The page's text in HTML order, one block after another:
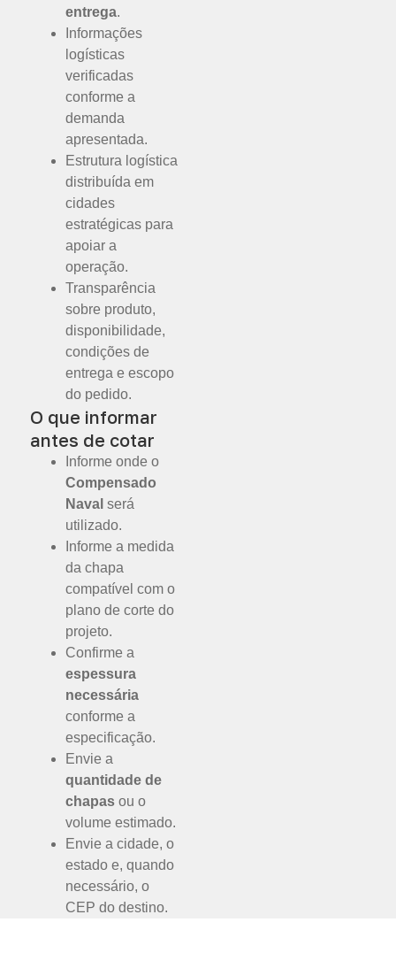
entrega.
Informações
logísticas
verificadas
conforme a
demanda
apresentada.
Estrutura logística
distribuída em
cidades
estratégicas para
apoiar a
operação.
Transparência
sobre produto,
disponibilidade,
condições de
entrega e escopo
do pedido.
O que informar
antes de cotar
Informe onde o
Compensado
Naval será
utilizado.
Informe a medida
da chapa
compatível com o
plano de corte do
projeto.
Confirme a
espessura
necessária
conforme a
especificação.
Envie a
quantidade de
chapas ou o
volume estimado.
Envie a cidade, o
estado e, quando
necessário, o
CEP do destino.